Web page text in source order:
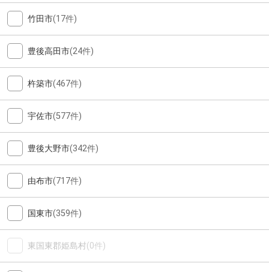
竹田市(17件)
豊後高田市(24件)
杵築市(467件)
宇佐市(577件)
豊後大野市(342件)
由布市(717件)
国東市(359件)
東国東郡姫島村(0件)